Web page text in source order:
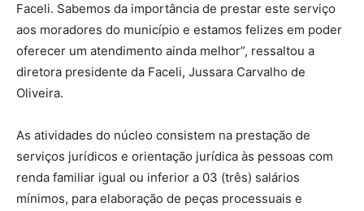
Faceli. Sabemos da importância de prestar este serviço
aos moradores do município e estamos felizes em poder
oferecer um atendimento ainda melhor”, ressaltou a
diretora presidente da Faceli, Jussara Carvalho de
Oliveira.
As atividades do núcleo consistem na prestação de
serviços jurídicos e orientação jurídica às pessoas com
renda familiar igual ou inferior a 03 (três) salários
mínimos, para elaboração de peças processuais e